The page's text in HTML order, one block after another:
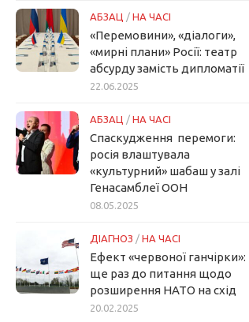
АБЗАЦ / НА ЧАСІ
«Перемовини», «діалоги»,
«мирні плани» Росії: театр
абсурду замість дипломатії
22.06.2025
АБЗАЦ / НА ЧАСІ
Спаскудження перемоги:
росія влаштувала
«культурний» шабаш у залі
Генасамблеї ООН
08.05.2025
ДІАГНОЗ / НА ЧАСІ
Ефект «червоної ганчірки»:
ще раз до питання щодо
розширення НАТО на схід
20.02.2025